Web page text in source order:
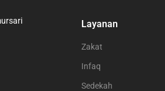
Layanan
Zakat
Infaq
Sedekah